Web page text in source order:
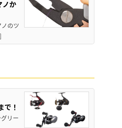
ノか
のツ
で！
リー